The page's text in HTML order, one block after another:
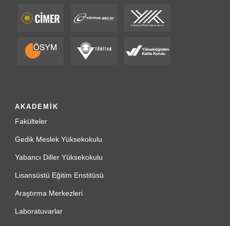
AKADEMİK
Fakülteler
Gedik Meslek Yüksekokulu
Yabancı Diller Yüksekokulu
Lisansüstü Eğitim Enstitüsü
Araştırma Merkezleri
Laboratuvarlar